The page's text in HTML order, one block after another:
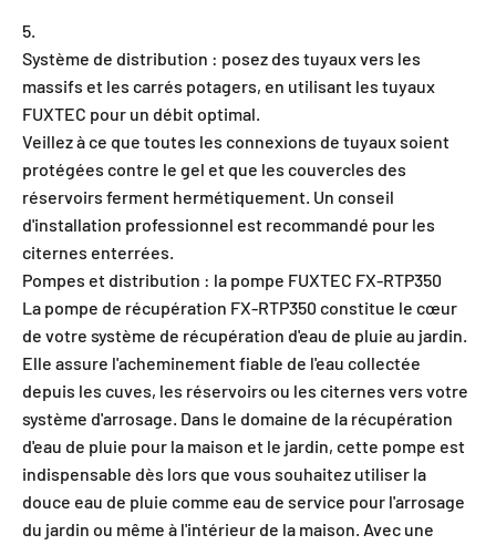
Système de distribution : posez des tuyaux vers les
massifs et les carrés potagers, en utilisant les tuyaux
FUXTEC pour un débit optimal.
Veillez à ce que toutes les connexions de tuyaux soient
protégées contre le gel et que les couvercles des
réservoirs ferment hermétiquement. Un conseil
d'installation professionnel est recommandé pour les
citernes enterrées.
Pompes et distribution : la pompe FUXTEC FX-RTP350
La pompe de récupération FX-RTP350 constitue le cœur
de votre système de récupération d'eau de pluie au jardin.
Elle assure l'acheminement fiable de l'eau collectée
depuis les cuves, les réservoirs ou les citernes vers votre
système d'arrosage. Dans le domaine de la récupération
d'eau de pluie pour la maison et le jardin, cette pompe est
indispensable dès lors que vous souhaitez utiliser la
douce eau de pluie comme eau de service pour l'arrosage
du jardin ou même à l'intérieur de la maison. Avec une